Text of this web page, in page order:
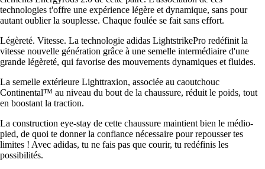
technologies t'offre une expérience légère et dynamique, sans pour
autant oublier la souplesse. Chaque foulée se fait sans effort.
Légèreté. Vitesse. La technologie adidas LightstrikePro redéfinit la
vitesse nouvelle génération grâce à une semelle intermédiaire d'une
grande légèreté, qui favorise des mouvements dynamiques et fluides.
La semelle extérieure Lighttraxion, associée au caoutchouc
Continental™ au niveau du bout de la chaussure, réduit le poids, tout
en boostant la traction.
La construction eye-stay de cette chaussure maintient bien le médio-
pied, de quoi te donner la confiance nécessaire pour repousser tes
limites ! Avec adidas, tu ne fais pas que courir, tu redéfinis les
possibilités.